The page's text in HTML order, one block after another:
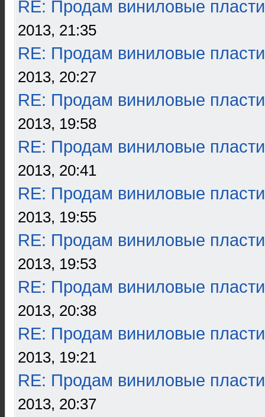
RE: Продам виниловые
2013, 21:35
RE: Продам виниловые
2013, 20:27
RE: Продам виниловые
2013, 19:58
RE: Продам виниловые
2013, 20:41
RE: Продам виниловые
2013, 19:55
RE: Продам виниловые
2013, 19:53
RE: Продам виниловые
2013, 20:38
RE: Продам виниловые
2013, 19:21
RE: Продам виниловые
2013, 20:37